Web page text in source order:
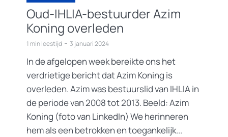
Oud-IHLIA-bestuurder Azim
Koning overleden
1 min leestijd 3 januari 2024
In de afgelopen week bereikte ons het
verdrietige bericht dat Azim Koning is
overleden. Azim was bestuurslid van IHLIA in
de periode van 2008 tot 2013. Beeld: Azim
Koning (foto van LinkedIn) We herinneren
hem als een betrokken en toegankelijk...